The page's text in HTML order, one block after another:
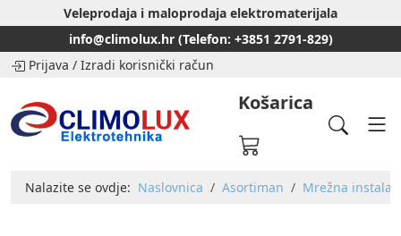
Veleprodaja i maloprodaja elektromaterijala
info@climolux.hr (Telefon: +3851 2791-829)
Prijava / Izradi korisnički račun
Košarica
Nalazite se ovdje: Naslovnica Asortiman Mrežna